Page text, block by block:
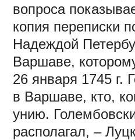
вопроса
копия переписки
Надеждой
Варшаве,
26 января 1745 г.
в Варшаве, кто,
унию.
располагал, –